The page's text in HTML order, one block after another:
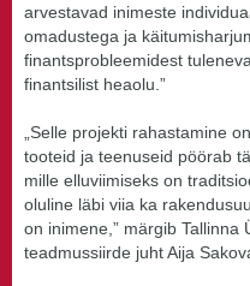
arvestavad inimeste
omadustega ja
finantsprobleemidest
finantsilist heaolu.”
„Selle projekti rahastamine
tooteid ja teenuseid pöörab
mille elluviimiseks on
oluline läbi viia ka
on inimene,” märgib Tallinna
teadmussiirde juht Aija